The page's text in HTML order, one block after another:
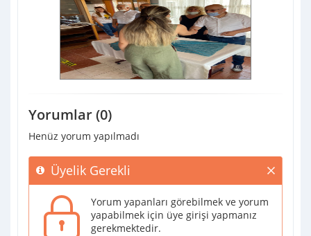
Yorumlar (0)
Henüz yorum yapılmadı
Üyelik Gerekli
Yorum yapanları görebilmek ve yorum
yapabilmek için üye girişi yapmanız
gerekmektedir.